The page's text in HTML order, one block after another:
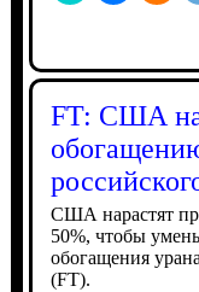
FT: США
США нарастят
50%, чтобы
обогащения
(FT).